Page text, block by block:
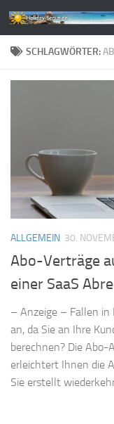
Zum Inhalt
SCHLAGWÖRTER:
ALLGEMEIN 30.
Abo-Verträge
einer SaaS
– Anzeige – Fallen
an, da Sie an Ihre
berechnen? Die
erleichtert Ihnen die
Sie erstellt